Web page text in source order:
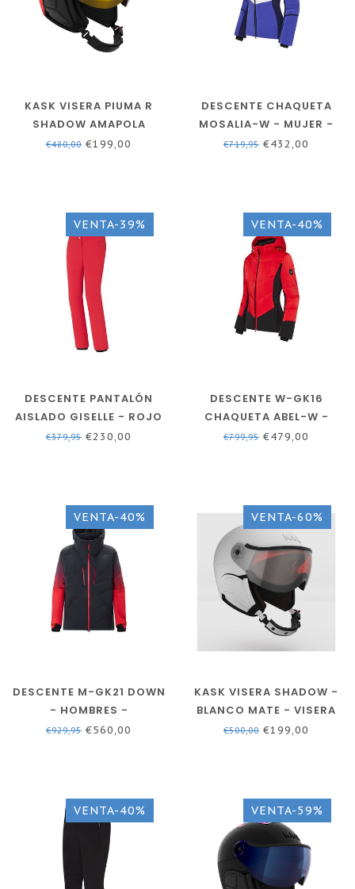
KASK VISERA PIUMA R
SHADOW AMAPOLA
€480,00 €199,00
DESCENTE CHAQUETA
MOSALIA-W - MUJER -
AZUL
€719,95 €432,00
VENTA-39%
DESCENTE PANTALÓN
AISLADO GISELLE - ROJO
- MUJER
€379,95 €230,00
VENTA-40%
DESCENTE W-GK16
CHAQUETA ABEL-W -
ROJO ELÉCTRICO
€799,95 €479,00
VENTA-40%
DESCENTE M-GK21 DOWN
- HOMBRES -
NEGRO/ROJO -
€929,95 €560,00
VENTA-60%
KASK VISERA SHADOW -
BLANCO MATE - VISERA
CASCO - VISERA
€500,00 €199,00
VENTA-40% VENTA-59%